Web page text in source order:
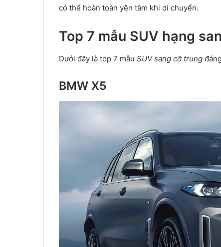
có thể hoàn toàn yên tâm khi di chuyển.
Top 7 mẫu SUV hạng
Dưới đây là top 7 mẫu SUV sang cỡ trung
BMW X5